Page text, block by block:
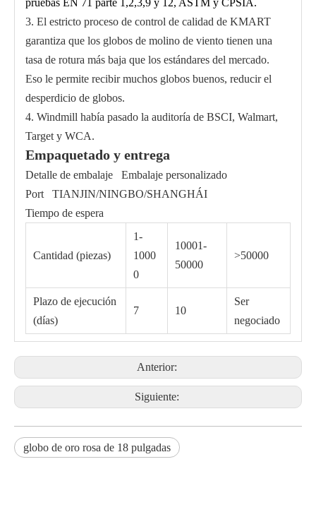
pruebas EN 71 parte 1,2,3,9 y 12, ASTM y CPSIA.
3. El estricto proceso de control de calidad de KMART
garantiza que los globos de molino de viento tienen una
tasa de rotura más baja que los estándares del mercado.
Eso le permite recibir muchos globos buenos, reducir el
desperdicio de globos.
4. Windmill había pasado la auditoría de BSCI, Walmart,
Target y WCA.
Empaquetado y entrega
Detalle de embalaje Embalaje personalizado
Port TIANJIN/NINGBO/SHANGHÁI
Tiempo de espera
Cantidad (piezas)
1-
1000
0
10001-
50000
>50000
Plazo de ejecución
(días)
7 10
Ser
negociado
Anterior:
Siguiente:
globo de oro rosa de 18 pulgadas